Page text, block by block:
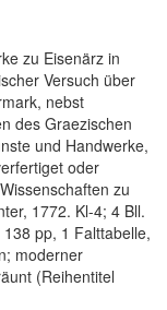
zu Eisenärz in
Versuch über
nebst
des Graezischen
und Handwerke,
oder
zu
1772. Kl-4; 4 Bll.
pp, 1 Falttabelle,
moderner
(Reihentitel